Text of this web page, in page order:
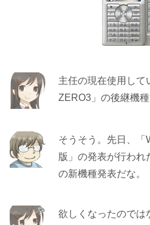
主任の現在使用して
ZERO3」の後継機種
そうそう。先日、「
版」の発表が行われ
の新機種発表だな。
欲しくなったので